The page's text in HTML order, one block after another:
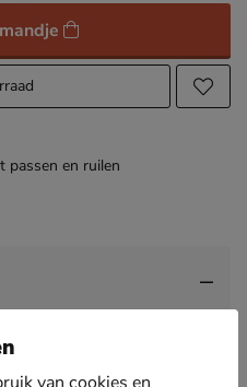
passen en ruilen
ben jij helemaal klaar voor
van cookies en